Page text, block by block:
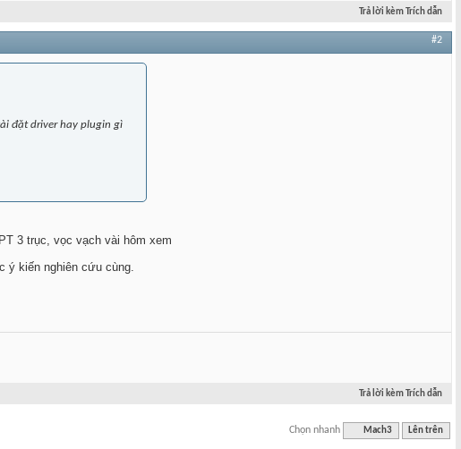
Trả lời kèm Trích dẫn
#2
đặt driver hay plugin gì
3 trục, vọc vạch vài hôm xem
ý kiến nghiên cứu cùng.
Trả lời kèm Trích dẫn
Chọn nhanh Mach3 Lên trên